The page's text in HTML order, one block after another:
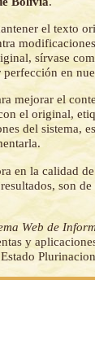
el texto
sírvase
en
mejorar el
el original,
del sistema,
en la calidad
son
Web de
y